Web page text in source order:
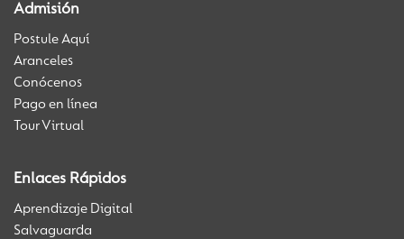
Admisión
Postule Aquí
Aranceles
Conócenos
Pago en línea
Tour Virtual
Enlaces Rápidos
Aprendizaje Digital
Salvaguarda